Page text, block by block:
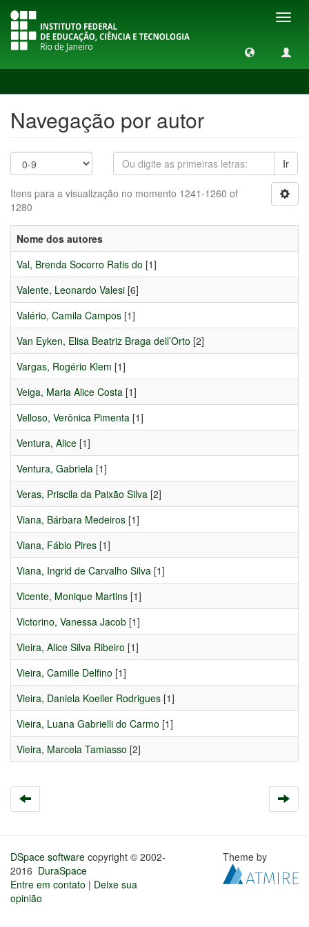
Navegação por autor
Ir
Itens para a visualização no momento 1241-1260 of
1280
Nome dos autores
Val, Brenda Socorro Ratis do [1]
Valente, Leonardo Valesi [6]
Valério, Camila Campos [1]
Van Eyken, Elisa Beatriz Braga dell’Orto [2]
Vargas, Rogério Klem [1]
Veiga, Maria Alice Costa [1]
Velloso, Verônica Pimenta [1]
Ventura, Alice [1]
Ventura, Gabriela [1]
Veras, Priscila da Paixão Silva [2]
Viana, Bárbara Medeiros [1]
Viana, Fábio Pires [1]
Viana, Ingrid de Carvalho Silva [1]
Vicente, Monique Martins [1]
Victorino, Vanessa Jacob [1]
Vieira, Alice Silva Ribeiro [1]
Vieira, Camille Delfino [1]
Vieira, Daniela Koeller Rodrigues [1]
Vieira, Luana Gabrielli do Carmo [1]
Vieira, Marcela Tamiasso [2]
DSpace software copyright © 2002-
2016 DuraSpace
Entre em contato | Deixe sua
opinião
Theme by